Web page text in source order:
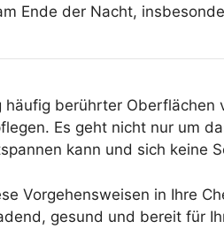
Ende der Nacht,
häufig berührter
Es geht nicht nur um
kann und sich keine
Vorgehensweisen in Ihre
gesund und bereit für